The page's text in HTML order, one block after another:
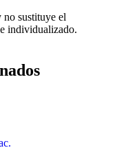
sustituye el
individualizado.